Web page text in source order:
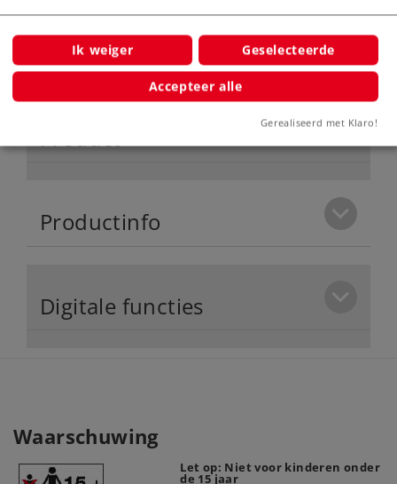
Met los aangezette metalen handleiders.
Met digitale mfx+ decoder en uitgebreide
geluidsfuncties.
Product
Productinfo
Digitale functies
Waarschuwing
Let op: Niet voor kinderen onder
de 15 jaar
Ik weiger Geselecteerde
Accepteer alle
Gerealiseerd met Klaro!